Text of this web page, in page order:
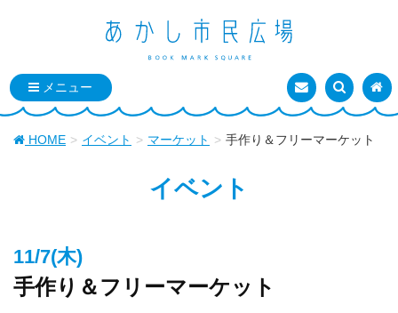
お問い合わせ
検索を表
ト
HOME イベント マーケット 手作り＆フリーマーケット
イベント
11/7(木)
手作り＆フリーマーケット